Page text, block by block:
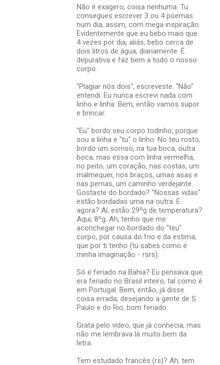
Não é exagero, coisa nenhuma. Tu
consegues escrever 3 ou 4 poemas
num dia, assim, com mega inspiração.
Evidentemente que eu bebo mais que
4 vezes por dia, aliás, bebo cerca de
dois litros de água, diariamente. É
depurativa e faz bem a todo o nosso
corpo.
"Plagiar nós dois", escreveste. "Não"
entendi. Eu nunca escrevi nada com
linho e linha. Bem, então vamos supor
e brincar.
"Eu" bordo seu corpo todinho, porque
sou a linha e "tu" o linho. No teu rosto,
bordo um sorriso, na tua boca, outra
boca, mas essa com linha vermelha,
no peito, um coração, nas costas, um
malmequer, nos braços, umas asas e
nas pernas, um caminho verdejante.
Gostaste do bordado? "Nossas vidas"
estão bordadas uma na outra. E
agora? Aí, estão 29ºg de temperatura?
Aqui, 8ºg. Ah, tenho que me
aconchegar no bordado do "teu"
corpo, por causa do frio e da estima,
que por ti tenho (tu sabes como é
minha imaginação - rsrs).
Só é feriado na Bahia? Eu pensava que
era feriado no Brasil inteiro, tal como é
em Portugal. Bem, então, já disse
coisa errada, desejando a gente de S.
Paulo e do Rio, bom feriado.
Grata pelo vídeo, que já conhecia, mas
não me lembrava lá muito bem da
letra.
Tem estudado francês (rs)? Ah, tem